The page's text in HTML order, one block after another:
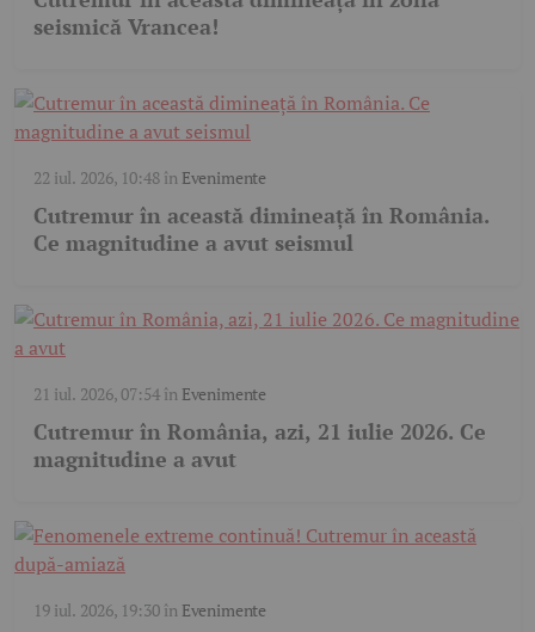
seismică Vrancea!
22 iul. 2026, 10:48în Evenimente
Cutremur în această dimineață în România.
Ce magnitudine a avut seismul
21 iul. 2026, 07:54în Evenimente
Cutremur în România, azi, 21 iulie 2026. Ce
magnitudine a avut
19 iul. 2026, 19:30în Evenimente